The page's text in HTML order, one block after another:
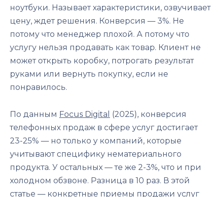
ноутбуки. Называет характеристики, озвучивает
цену, ждет решения. Конверсия — 3%. Не
потому что менеджер плохой. А потому что
услугу нельзя продавать как товар. Клиент не
может открыть коробку, потрогать результат
руками или вернуть покупку, если не
понравилось.
По данным Focus Digital (2025), конверсия
телефонных продаж в сфере услуг достигает
23-25% — но только у компаний, которые
учитывают специфику нематериального
продукта. У остальных — те же 2-3%, что и при
холодном обзвоне. Разница в 10 раз. В этой
статье — конкретные приемы продажи услуг